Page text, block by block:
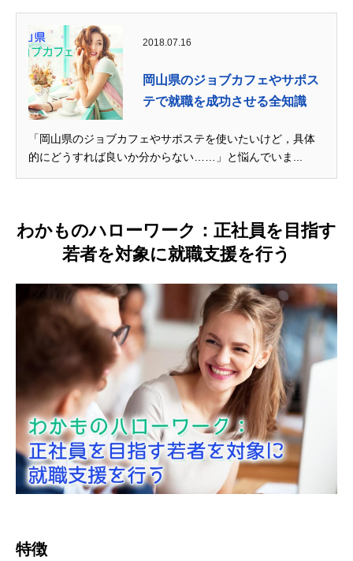
2018.07.16
岡山県のジョブカフェやサポス
テで就職を成功させる全知識
「岡山県のジョブカフェやサポステを使いたいけど，具体
的にどうすれば良いか分からない……」と悩んでいま...
わかものハローワーク：正社員を目指す
若者を対象に就職支援を行う
特徴